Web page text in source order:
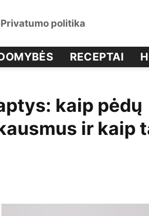
Privatumo politika
RECEPTAI
kaip pėdų
ir kaip